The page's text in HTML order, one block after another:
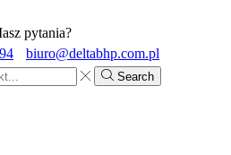
pytania?
biuro@deltabhp.com.pl
Search